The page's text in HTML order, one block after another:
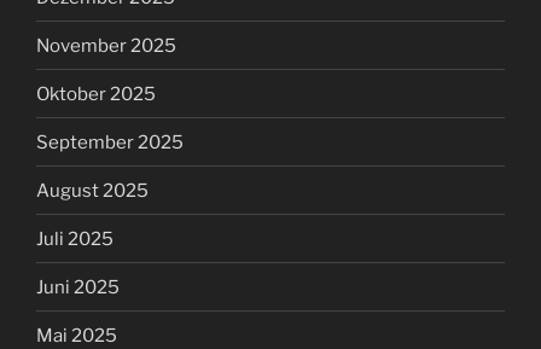
November 2025
Oktober 2025
September 2025
August 2025
Juli 2025
Juni 2025
Mai 2025